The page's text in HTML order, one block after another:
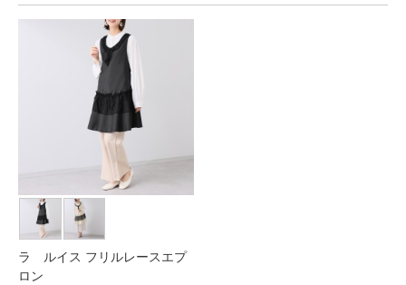
ラ ルイス フリルレースエプ
ロン